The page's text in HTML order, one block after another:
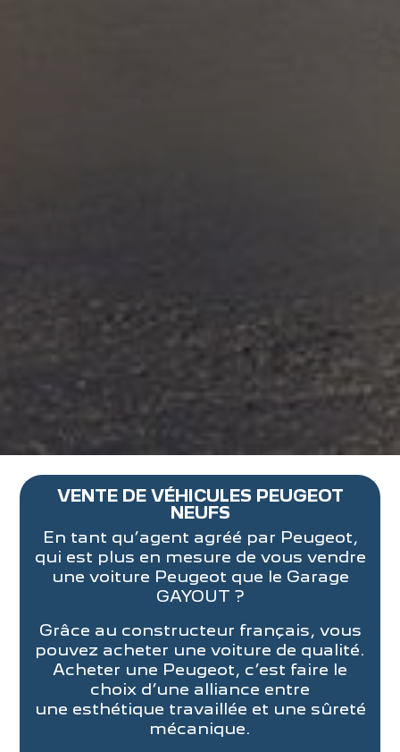
VENTE DE VÉHICULES PEUGEOT
NEUFS
En tant qu’agent agréé par Peugeot,
qui est plus en mesure de vous vendre
une voiture Peugeot que le Garage
GAYOUT ?
Grâce au constructeur français, vous
pouvez acheter une voiture de qualité.
Acheter une Peugeot, c’est faire le
choix d’une alliance entre
une esthétique travaillée et une sûreté
mécanique.